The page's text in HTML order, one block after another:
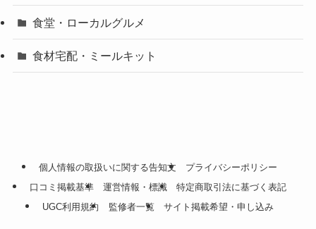
食堂・ローカルグルメ
食材宅配・ミールキット
個人情報の取扱いに関する告知文
プライバシーポリシー
口コミ掲載基準
運営情報・標識
特定商取引法に基づく表記
UGC利用規約
監修者一覧 サイト掲載希望・申し込み